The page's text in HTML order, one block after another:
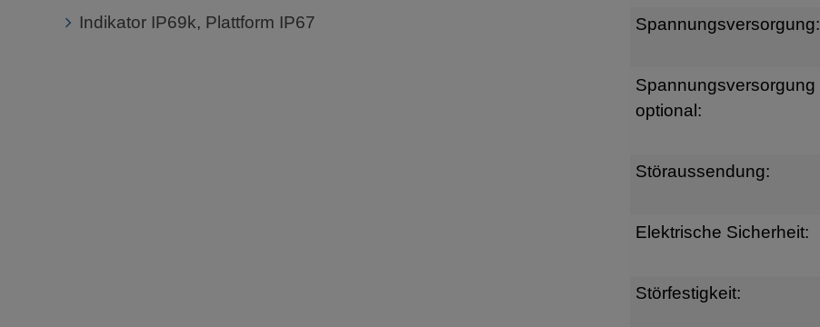
Indikator IP69k, Plattform IP67
Spannungsversorgung:
Spannungsversorgung
optional:
Störaussendung:
Elektrische Sicherheit:
Störfestigkeit: